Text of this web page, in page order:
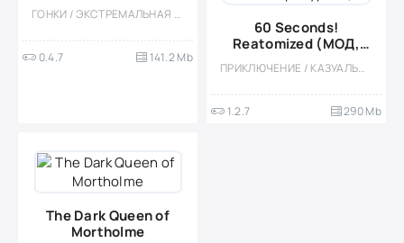
ГОНКИ / ЭКСТРЕМАЛЬНАЯ ЕЗДА / ОДНОПОЛЬЗОВАТЕЛЬСКИЕ / СТИЛИЗАЦИЯ / ОФЛАЙН / КАЗУАЛЬНЫЕ / МОД / 3D / ВСТРОЕННЫЙ КЕШ
0.4.7 141.2 Mb
60 Seconds!
Reatomized (МОД,
Много ресурсов) ПРИКЛЮЧЕНИЕ / КАЗУАЛЬНЫЕ / ОДНОПОЛЬЗОВАТЕЛЬСКИЕ / ЭКШЕНЫ / МОД / ВЫЖИВАНИЕ / НАУЧНАЯ ФАНТАСТИКА / АПОКАЛИПСИС / ОФЛАЙН / ПЛАТНАЯ
1.2.7 290 Mb
The Dark Queen of
Mortholme